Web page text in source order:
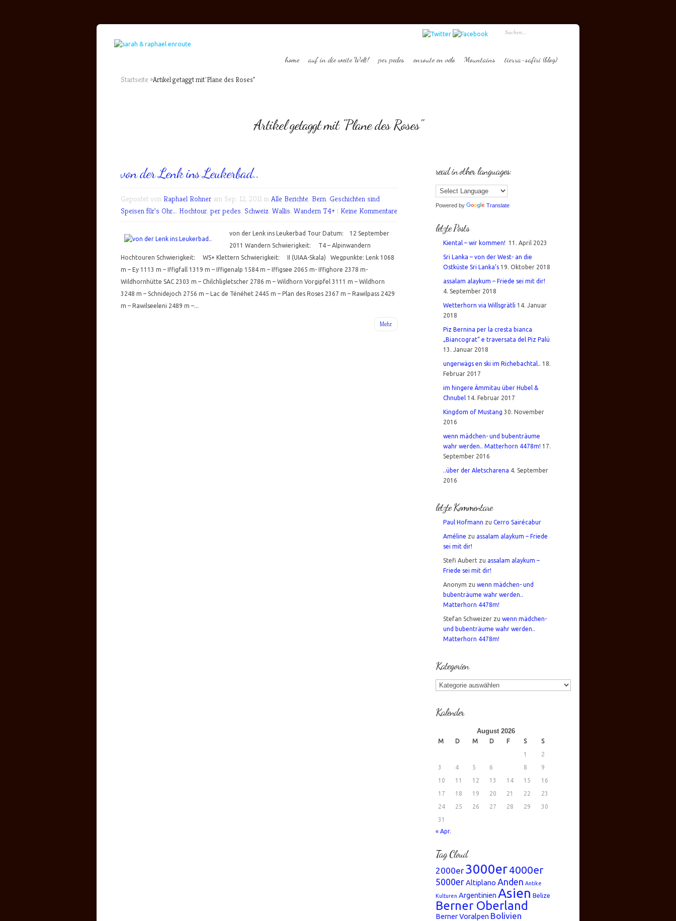
home auf in die weite Welt! per pedes enroute en vélo Mountains tierra-safiri (blog)
Startseite »Artikel getaggt mit"Plane des Roses"
Artikel getaggt mit "Plane des Roses"
von der Lenk ins Leukerbad..
Gepostet von Raphael Rohner am Sep. 12, 2011 in Alle Berichte, Bern, Geschichten sind
Speisen für's Ohr.., Hochtour, per pedes, Schweiz, Wallis, Wandern T4+ | Keine Kommentare
von der Lenk ins Leukerbad Tour Datum: 12 September
2011 Wandern Schwierigkeit: T4 – Alpinwandern
Hochtouren Schwierigkeit: WS+ Klettern Schwierigkeit: II (UIAA-Skala) Wegpunkte: Lenk 1068
m – Ey 1113 m – Iffigfall 1319 m – Iffigenalp 1584 m – Iffigsee 2065 m- Iffighore 2378 m-
Wildhornhütte SAC 2303 m – Chilchligletscher 2786 m – Wildhorn Vorgipfel 3111 m – Wildhorn
3248 m – Schnidejoch 2756 m – Lac de Ténéhet 2445 m – Plan des Roses 2367 m – Rawilpass 2429
m – Rawilseeleni 2489 m –...
Mehr
read in other languages:
Powered by Translate
letzte Posts
Kiental – wir kommen! 11. April 2023
Sri Lanka – von der West- an die
Ostküste Sri Lanka’s 19. Oktober 2018
assalam alaykum – Friede sei mit dir!
4. September 2018
Wetterhorn via Willsgrätli 14. Januar
2018
Piz Bernina per la cresta bianca
„Biancograt“ e traversata del Piz Palü
13. Januar 2018
ungerwägs en ski im Richebachtal.. 18.
Februar 2017
im hingere Ämmitau über Hubel &
Chnubel 14. Februar 2017
Kingdom of Mustang 30. November
2016
wenn mädchen- und bubenträume
wahr werden.. Matterhorn 4478m! 17.
September 2016
..über der Aletscharena 4. September
2016
letzte Kommentare
Paul Hofmann zu Cerro Sairécabur
Améline zu assalam alaykum – Friede
sei mit dir!
Stefi Aubert zu assalam alaykum –
Friede sei mit dir!
Anonym zu wenn mädchen- und
bubenträume wahr werden..
Matterhorn 4478m!
Stefan Schweizer zu wenn mädchen-
und bubenträume wahr werden..
Matterhorn 4478m!
Kategorien
Kategorien
Kalender
August 2026
M D M D F S
S
1
2
3
4 5 6 8
9
10
11 12 13 14 15
16
17
18 19 20 21 22
23
24
25 26 27 28 29
30
31
« Apr.
Tag Cloud
2000er 3000er4000er
5000erAltiplano Anden Antike
Kulturen Argentinien Asien Belize
Berner Oberland
Berner Voralpen Bolivien